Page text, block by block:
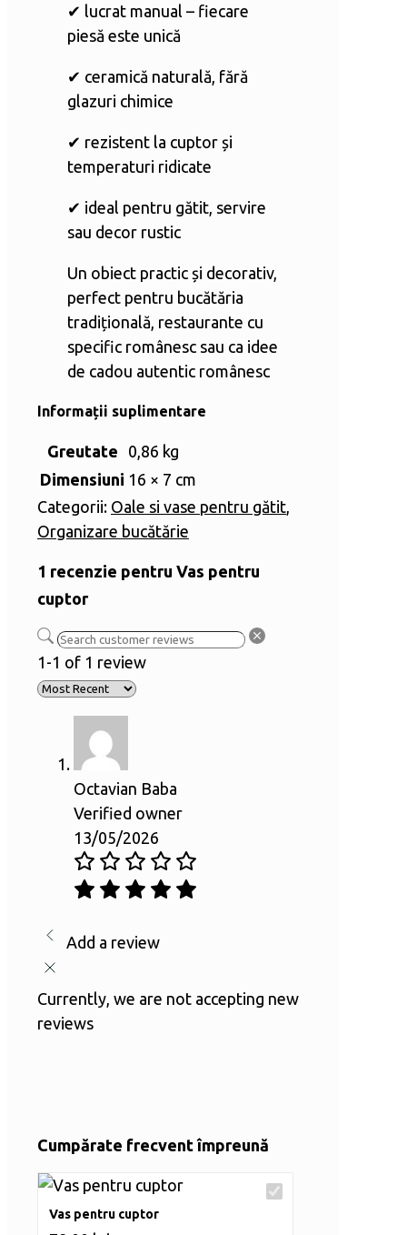
✔ lucrat manual – fiecare
piesă este unică
✔ ceramică naturală, fără
glazuri chimice
✔ rezistent la cuptor și
temperaturi ridicate
✔ ideal pentru gătit, servire
sau decor rustic
Un obiect practic și decorativ,
perfect pentru bucătăria
tradițională, restaurante cu
specific românesc sau ca idee
de cadou autentic românesc
Informații suplimentare
Greutate
0,86 kg
Dimensiuni 16 × 7 cm
Categorii: Oale si vase pentru gătit
Organizare bucătărie
1 recenzie pentru Vas pentru
cuptor
1-1 of 1 review
Octavian Baba
Verified owner
13/05/2026
Add a review
Currently, we are not accepting new
reviews
Cumpărate frecvent împreună
Vas pentru cuptor